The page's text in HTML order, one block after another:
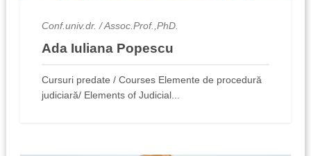
Conf.univ.dr. / Assoc.Prof.,PhD.
Ada Iuliana Popescu
Cursuri predate / Courses Elemente de procedură
judiciară/ Elements of Judicial...